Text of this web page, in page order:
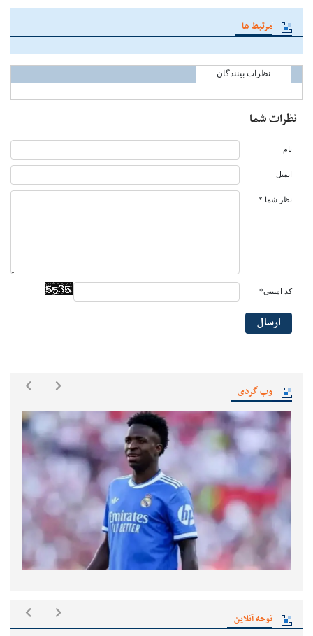
وب گردی
نوحه آنلاین
مرتبط ها
نظرات بینندگان
نظرات شما
نام
ایمیل
نظر شما *
کد امنیتی*
ارسال